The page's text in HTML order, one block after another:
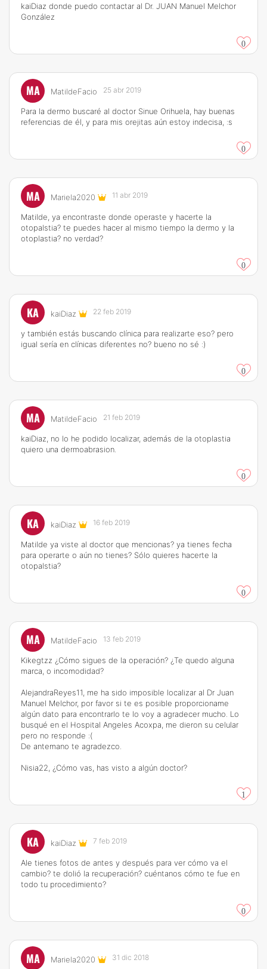
kaiDiaz donde puedo contactar al Dr. JUAN Manuel Melchor
González
0
MA MatildeFacio 25 abr 2019
Para la dermo buscaré al doctor Sinue Orihuela, hay buenas
referencias de él, y para mis orejitas aún estoy indecisa, :s
0
MA Mariela2020 11 abr 2019
Matilde, ya encontraste donde operaste y hacerte la
otopalstia? te puedes hacer al mismo tiempo la dermo y la
otoplastia? no verdad?
0
KA kaiDiaz 22 feb 2019
y también estás buscando clínica para realizarte eso? pero
igual sería en clínicas diferentes no? bueno no sé :)
0
MA MatildeFacio 21 feb 2019
kaiDiaz, no lo he podido localizar, además de la otoplastia
quiero una dermoabrasion.
0
KA kaiDiaz 16 feb 2019
Matilde ya viste al doctor que mencionas? ya tienes fecha
para operarte o aún no tienes? Sólo quieres hacerte la
otopalstia?
0
MA MatildeFacio 13 feb 2019
Kikegtzz ¿Cómo sigues de la operación? ¿Te quedo alguna
marca, o incomodidad?
AlejandraReyes11, me ha sido imposible localizar al Dr Juan
Manuel Melchor, por favor si te es posible proporcioname
algún dato para encontrarlo te lo voy a agradecer mucho. Lo
busqué en el Hospital Angeles Acoxpa, me dieron su celular
pero no responde :(
De antemano te agradezco.
Nisia22, ¿Cómo vas, has visto a algún doctor?
1
KA kaiDiaz 7 feb 2019
Ale tienes fotos de antes y después para ver cómo va el
cambio? te dolió la recuperación? cuéntanos cómo te fue en
todo tu procedimiento?
0
MA Mariela2020 31 dic 2018